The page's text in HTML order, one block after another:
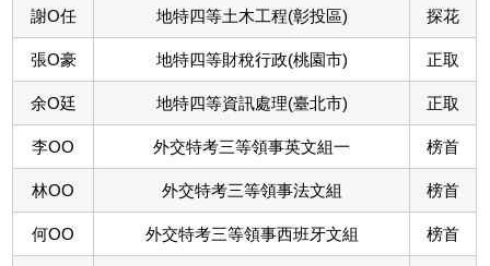
謝O任 地特四等土木工程(彰投區) 探花
張O豪 地特四等財稅行政(桃園市) 正取
余O廷 地特四等資訊處理(臺北市) 正取
李OO 外交特考三等領事英文組一 榜首
林OO 外交特考三等領事法文組 榜首
何OO 外交特考三等領事西班牙文組 榜首